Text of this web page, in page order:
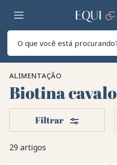
Lar
ALIMENTAÇÃO
Biotina cavalo
29 artigos
Filtrar Filters